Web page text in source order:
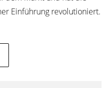
Einführung revolutioniert.